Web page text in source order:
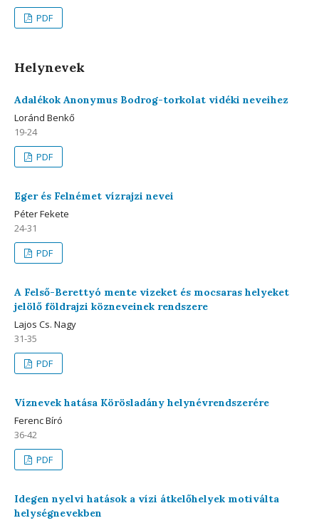
PDF
Helynevek
Adalékok Anonymus Bodrog-torkolat vidéki neveihez
Loránd Benkő
19-24
PDF
Eger és Felnémet vízrajzi nevei
Péter Fekete
24-31
PDF
A Felső-Berettyó mente vizeket és mocsaras helyeket
jelölő földrajzi közneveinek rendszere
Lajos Cs. Nagy
31-35
PDF
Víznevek hatása Körösladány helynévrendszerére
Ferenc Bíró
36-42
PDF
Idegen nyelvi hatások a vízi átkelőhelyek motiválta
helységnevekben